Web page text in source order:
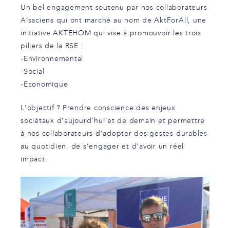
Un bel engagement soutenu par nos collaborateurs
Alsaciens qui ont marché au nom de AktForAll, une
initiativeAKTEHOM qui vise à promouvoir les trois
piliers de la RSE :
-Environnemental
-Social
-Economique
L’objectif ? Prendre conscience des enjeux
sociétaux d’aujourd’hui et de demain et permettre
à nos collaborateurs d’adopter des gestes durables
au quotidien, de s’engager et d’avoir un réel
impact.